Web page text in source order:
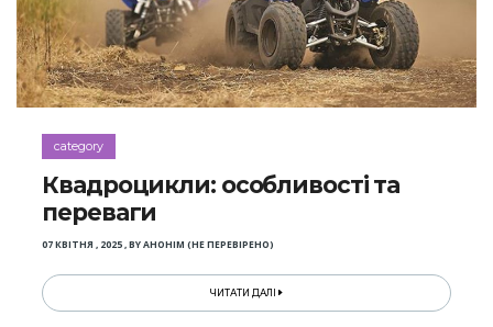
category
Квадроцикли: особливості та
переваги
07 КВІТНЯ , 2025,BYАНОНІМ (НЕ ПЕРЕВІРЕНО)
ЧИТАТИ ДАЛІ